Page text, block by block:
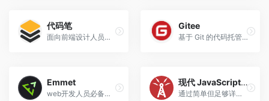
代码笔
面向前端设计人员的圣地
Gitee
基于 Git 的代码托管和研发协作平台
Emmet
web开发人员必备工具包，实现快速敲代码
现代 JavaScript 教程
通过简单但足够详细的内容，为你讲解从基础到高阶的 JavaScript 相关知识。